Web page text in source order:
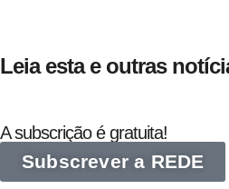
Leia esta e outras
A subscrição é gratuita!
Subscrever a REDE